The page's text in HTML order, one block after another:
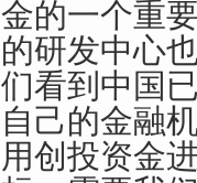
金的一个重
的研发中心
们看到中国
自己的金融
用创投资金